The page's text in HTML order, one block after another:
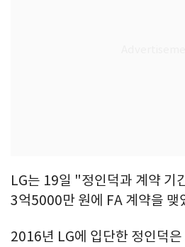
LG는 19일 "정인덕과 계약 기
3억5000만 원에 FA 계약을
2016년 LG에 입단한 정인덕